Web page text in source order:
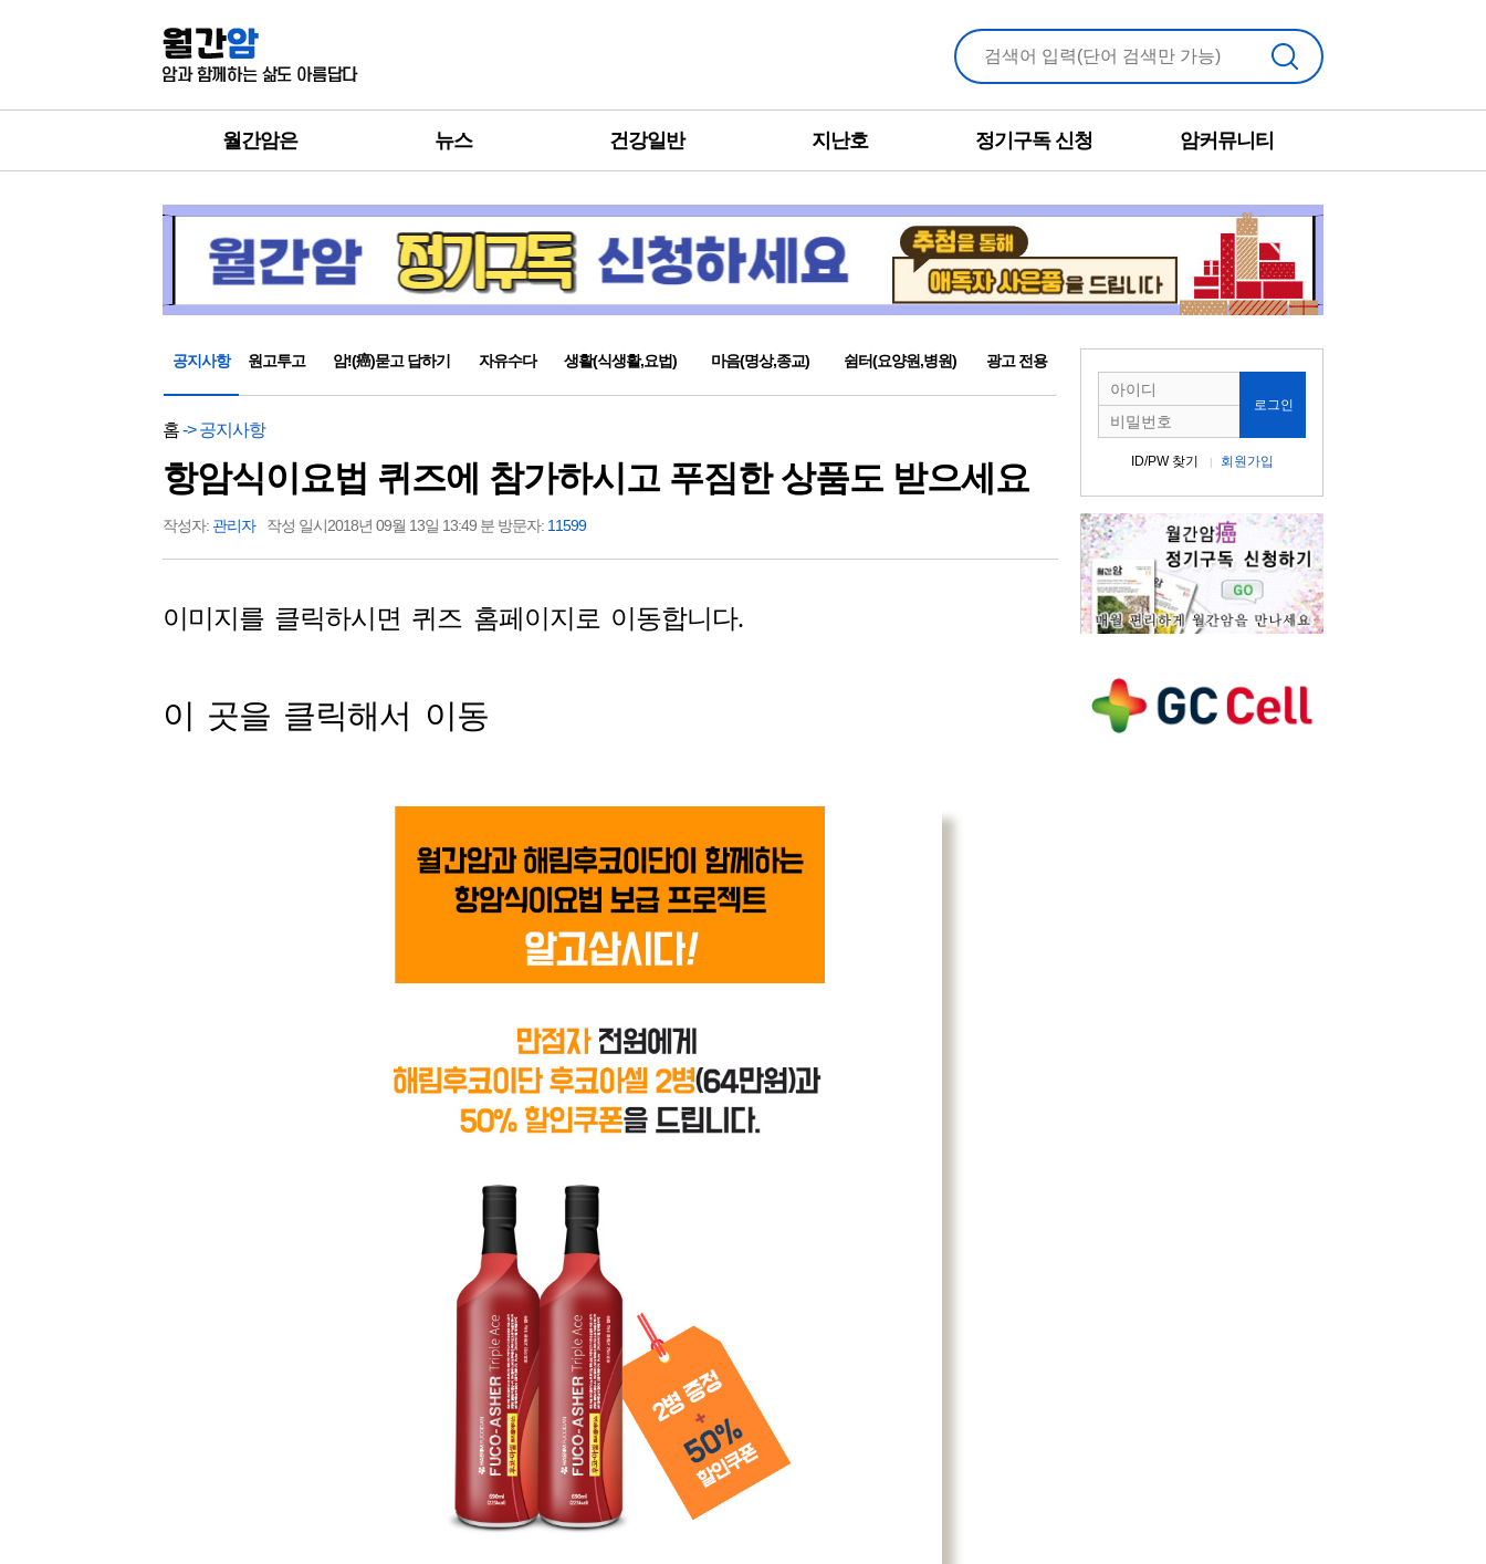
검색
월간암은 뉴스 건강일반 지난호 정기구독 신청 암커뮤니티
공지사항 원고투고 암!(癌)묻고 답하기 자유수다 생활(식생활,요법) 마음(명상,종교) 쉼터(요양원,병원) 광고 전용
홈-> 공지사항
항암식이요법 퀴즈에 참가하시고 푸짐한 상품도 받으세요
작성자: 관리자 작성 일시2018년 09월 13일 13:49 분 방문자: 11599
이미지를 클릭하시면 퀴즈 홈페이지로 이동합니다.
이 곳을 클릭해서 이동
로그인
ID/PW 찾기 회원가입